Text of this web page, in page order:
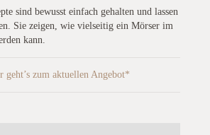
sind bewusst einfach gehalten und lassen
Sie zeigen, wie vielseitig ein Mörser im
kann.
geht’s zum aktuellen Angebot*